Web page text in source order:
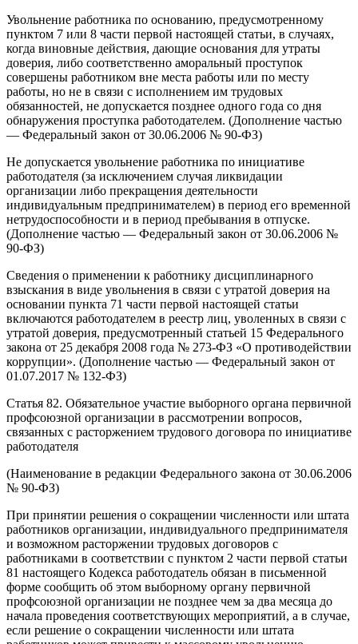
Увольнение работника по основанию, предусмотренному
пунктом 7 или 8 части первой настоящей статьи, в случаях,
когда виновные действия, дающие основания для утраты
доверия, либо соответственно аморальный проступок
совершены работником вне места работы или по месту
работы, но не в связи с исполнением им трудовых
обязанностей, не допускается позднее одного года со дня
обнаружения проступка работодателем. (Дополнение частью
— Федеральный закон от 30.06.2006 № 90-ФЗ)
Не допускается увольнение работника по инициативе
работодателя (за исключением случая ликвидации
организации либо прекращения деятельности
индивидуальным предпринимателем) в период его временной
нетрудоспособности и в период пребывания в отпуске.
(Дополнение частью — Федеральный закон от 30.06.2006 №
90-ФЗ)
Сведения о применении к работнику дисциплинарного
взыскания в виде увольнения в связи с утратой доверия на
основании пункта 71 части первой настоящей статьи
включаются работодателем в реестр лиц, уволенных в связи с
утратой доверия, предусмотренный статьей 15 Федерального
закона от 25 декабря 2008 года № 273-ФЗ «О противодействии
коррупции». (Дополнение частью — Федеральный закон от
01.07.2017 № 132-ФЗ)
Статья 82. Обязательное участие выборного органа первичной
профсоюзной организации в рассмотрении вопросов,
связанных с расторжением трудового договора по инициативе
работодателя
(Наименование в редакции Федерального закона от 30.06.2006
№ 90-ФЗ)
При принятии решения о сокращении численности или штата
работников организации, индивидуального предпринимателя
и возможном расторжении трудовых договоров с
работниками в соответствии с пунктом 2 части первой статьи
81 настоящего Кодекса работодатель обязан в письменной
форме сообщить об этом выборному органу первичной
профсоюзной организации не позднее чем за два месяца до
начала проведения соответствующих мероприятий, а в случае,
если решение о сокращении численности или штата